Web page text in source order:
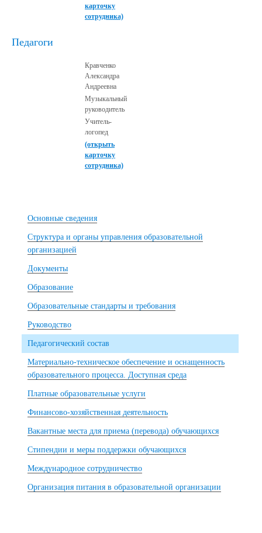
карточку
сотрудника)
Педагоги
Кравченко
Александра
Андреевна
Музыкальный
руководитель
Учитель-
логопед
(открыть
карточку
сотрудника)
Основные сведения
Структура и органы управления образовательной
организацией
Документы
Образование
Образовательные стандарты и требования
Руководство
Педагогический состав
Материально-техническое обеспечение и оснащенность
образовательного процесса. Доступная среда
Платные образовательные услуги
Финансово-хозяйственная деятельность
Вакантные места для приема (перевода) обучающихся
Стипендии и меры поддержки обучающихся
Международное сотрудничество
Организация питания в образовательной организации